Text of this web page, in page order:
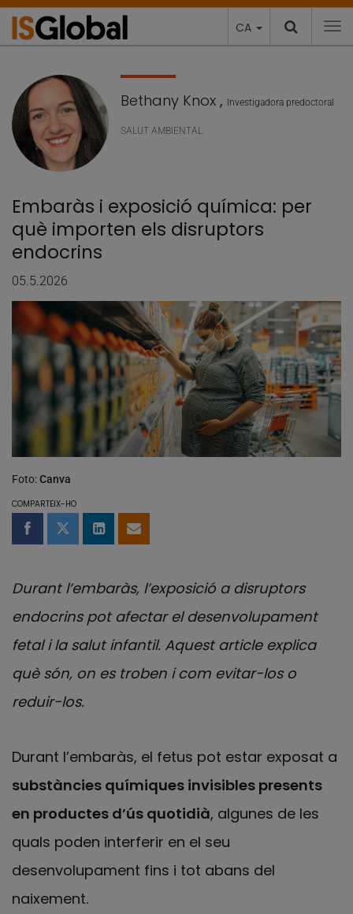
CA
Bethany Knox , Investigadora predoctoral
SALUT AMBIENTAL
Embaràs i exposició química: per
què importen els disruptors
endocrins
05.5.2026
Foto:Canva
COMPARTEIX-HO
Compartir a Facebook
Compartir a Twitter
Comparteix a LinkedIn
Comparteix per email
Durant l’embaràs, l’exposició a disruptors
endocrins pot afectar el desenvolupament
fetal i la salut infantil. Aquest article explica
què són, on es troben i com evitar-los o
reduir-los.
Durant l’embaràs, el fetus pot estar exposat a
substàncies químiques invisibles presents
en productes d’ús quotidià, algunes de les
quals poden interferir en el seu
desenvolupament fins i tot abans del
naixement.